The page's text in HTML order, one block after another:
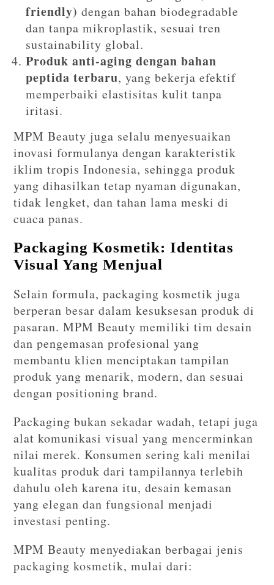
friendly) dengan bahan biodegradable
dan tanpa mikroplastik, sesuai tren
sustainability global.
Produk anti-aging dengan bahan
peptida terbaru, yang bekerja efektif
memperbaiki elastisitas kulit tanpa
iritasi.
MPM Beauty juga selalu menyesuaikan
inovasi formulanya dengan karakteristik
iklim tropis Indonesia, sehingga produk
yang dihasilkan tetap nyaman digunakan,
tidak lengket, dan tahan lama meski di
cuaca panas.
Packaging Kosmetik: Identitas
Visual Yang Menjual
Selain formula, packaging kosmetik juga
berperan besar dalam kesuksesan produk di
pasaran. MPM Beauty memiliki tim desain
dan pengemasan profesional yang
membantu klien menciptakan tampilan
produk yang menarik, modern, dan sesuai
dengan positioning brand.
Packaging bukan sekadar wadah, tetapi juga
alat komunikasi visual yang mencerminkan
nilai merek. Konsumen sering kali menilai
kualitas produk dari tampilannya terlebih
dahulu oleh karena itu, desain kemasan
yang elegan dan fungsional menjadi
investasi penting.
MPM Beauty menyediakan berbagai jenis
packaging kosmetik, mulai dari: